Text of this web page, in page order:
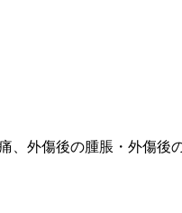
外傷後の腫脹・外傷後の